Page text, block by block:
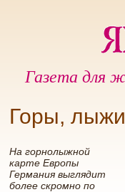
Газета для
Горы,
На горнолыжной
карте Европы
Германия выглядит
более скромно по